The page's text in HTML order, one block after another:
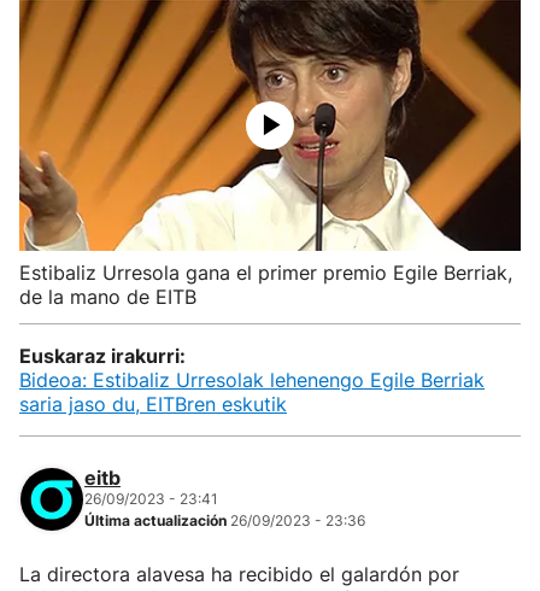
Estibaliz Urresola gana el primer premio Egile Berriak,
de la mano de EITB
Euskaraz irakurri:
Bideoa: Estibaliz Urresolak lehenengo Egile Berriak
saria jaso du, EITBren eskutik
eitb
26/09/2023 - 23:41
Última actualización 26/09/2023 - 23:36
La directora alavesa ha recibido el galardón por